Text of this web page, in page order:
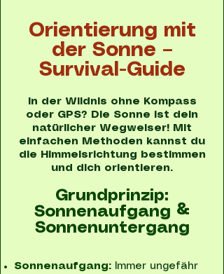
Orientierung mit
der Sonne –
Survival-Guide
In der Wildnis ohne Kompass
oder GPS? Die Sonne ist dein
natürlicher Wegweiser! Mit
einfachen Methoden kannst du
die Himmelsrichtung bestimmen
und dich orientieren.
Grundprinzip:
Sonnenaufgang &
Sonnenuntergang
Sonnenaufgang:
Immer ungefähr